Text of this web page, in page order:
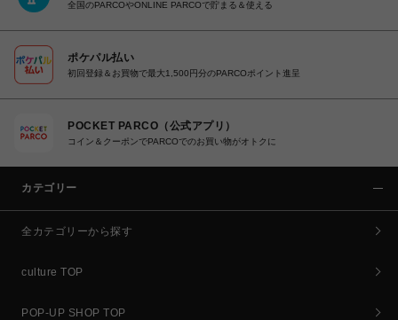
全国のPARCOやONLINE PARCOで貯まる＆使える
ポケパル払い
初回登録＆お買物で最大1,500円分のPARCOポイント進呈
POCKET PARCO（公式アプリ）
コイン＆クーポンでPARCOでのお買い物がオトクに
カテゴリー
全カテゴリーから探す
culture TOP
POP-UP SHOP TOP